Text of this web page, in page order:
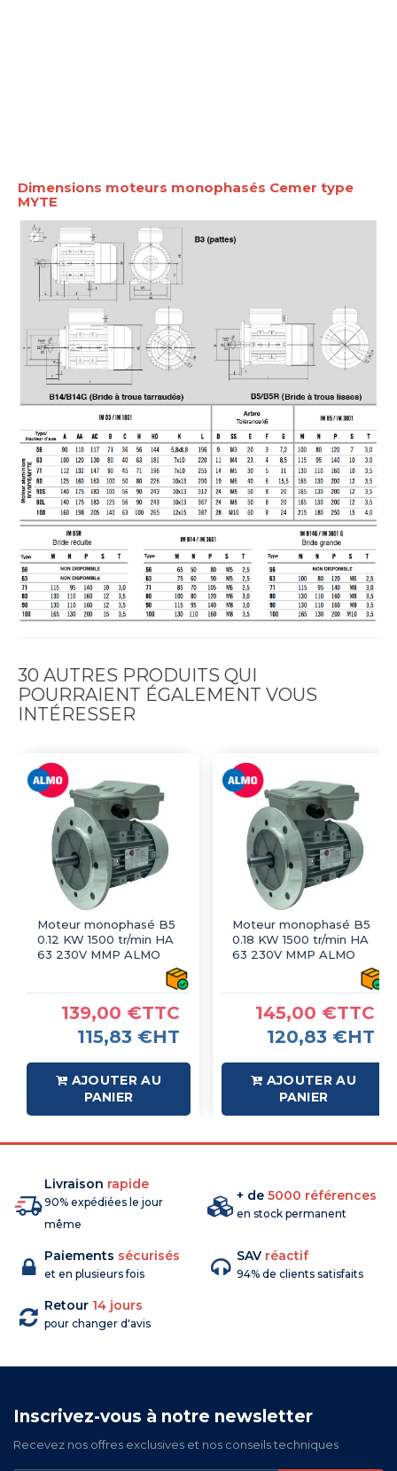
Dimensions moteurs monophasés Cemer type
MYTE
30 AUTRES PRODUITS QUI
POURRAIENT ÉGALEMENT VOUS
INTÉRESSER
Moteur monophasé B5
0.12 KW 1500 tr/min HA
63 230V MMP ALMO
139,00 €TTC
115,83 €HT
AJOUTER AU
PANIER
Moteur monophasé B5
0.18 KW 1500 tr/min HA
63 230V MMP ALMO
145,00 €TTC
120,83 €HT
AJOUTER AU
PANIER
Livraison rapide
90% expédiées le jour
même
+ de 5000 références
en stock permanent
Paiements sécurisés
et en plusieurs fois
SAV réactif
94% de clients satisfaits
Retour 14 jours
pour changer d'avis
Inscrivez-vous à notre newsletter
Recevez nos offres exclusives et nos conseils techniques